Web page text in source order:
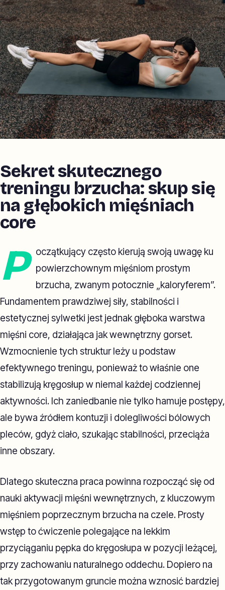
Sekret skutecznego
treningu brzucha: skup się
na głębokich mięśniach
core
P
oczątkujący często kierują swoją uwagę ku
powierzchownym mięśniom prostym
brzucha, zwanym potocznie „kaloryferem”.
Fundamentem prawdziwej siły, stabilności i
estetycznej sylwetki jest jednak głęboka warstwa
mięśni core, działająca jak wewnętrzny gorset.
Wzmocnienie tych struktur leży u podstaw
efektywnego treningu, ponieważ to właśnie one
stabilizują kręgosłup w niemal każdej codziennej
aktywności. Ich zaniedbanie nie tylko hamuje postępy,
ale bywa źródłem kontuzji i dolegliwości bólowych
pleców, gdyż ciało, szukając stabilności, przeciąża
inne obszary.
Dlatego skuteczna praca powinna rozpocząć się od
nauki aktywacji mięśni wewnętrznych, z kluczowym
mięśniem poprzecznym brzucha na czele. Prosty
wstęp to ćwiczenie polegające na lekkim
przyciąganiu pępka do kręgosłupa w pozycji leżącej,
przy zachowaniu naturalnego oddechu. Dopiero na
tak przygotowanym gruncie można wznosić bardziej